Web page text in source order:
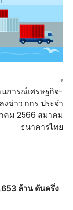
การณ์เศรษฐกิจ-
งข่าว กกร ประจำ
คม 2566 สมาคม
ธนาคารไทย
⟶
ล้าน ดันครึ่ง